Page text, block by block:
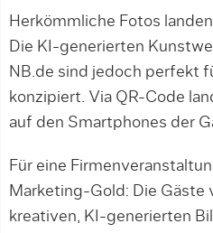
Herkömmliche Fotos
Die KI-generierten
NB.de sind jedoch perfekt
konzipiert. Via QR-Code
auf den Smartphones der
Für eine
Marketing-Gold: Die Gäste
kreativen, KI-generierten